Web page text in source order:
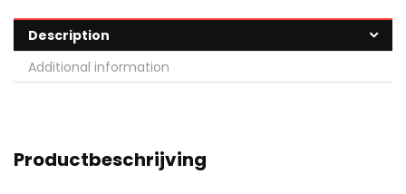
Description
Additional information
Productbeschrijving